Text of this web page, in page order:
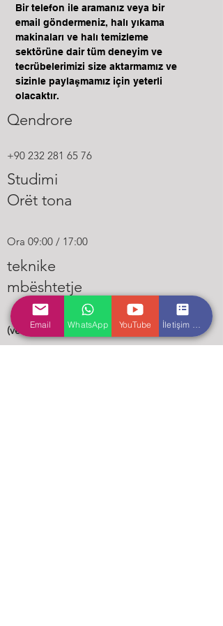
klientët tuaj të blejnë me rehati.
Bir telefon ile aramanız veya bir
email göndermeniz, halı yıkama
makinaları ve halı temizleme
sektörüne dair tüm deneyim ve
tecrübelerimizi size aktarmamız ve
sizinle paylaşmamız için yeterli
olacaktır.
Qendrore
+90 232 281 65 76
Studimi
Orët tona
Ora 09:00 / 17:00
teknike
mbështetje
(vetëm numër Whatsapp)
Email WhatsApp YouTube